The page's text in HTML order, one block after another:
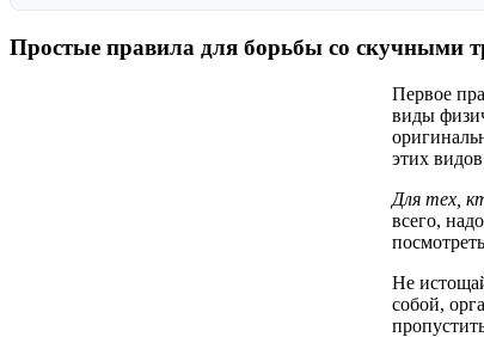
Простые правила для борьбы со скучными
Первое
виды
этих
Для тех,
всего,
Не
собой,